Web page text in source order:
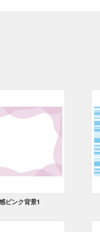
ピンク背景1